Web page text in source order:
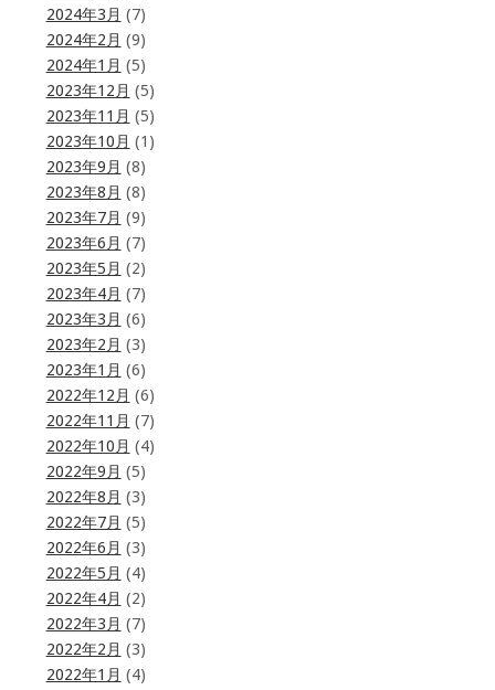
2024年3月 (7)
2024年2月 (9)
2024年1月 (5)
2023年12月 (5)
2023年11月 (5)
2023年10月 (1)
2023年9月 (8)
2023年8月 (8)
2023年7月 (9)
2023年6月 (7)
2023年5月 (2)
2023年4月 (7)
2023年3月 (6)
2023年2月 (3)
2023年1月 (6)
2022年12月 (6)
2022年11月 (7)
2022年10月 (4)
2022年9月 (5)
2022年8月 (3)
2022年7月 (5)
2022年6月 (3)
2022年5月 (4)
2022年4月 (2)
2022年3月 (7)
2022年2月 (3)
2022年1月 (4)